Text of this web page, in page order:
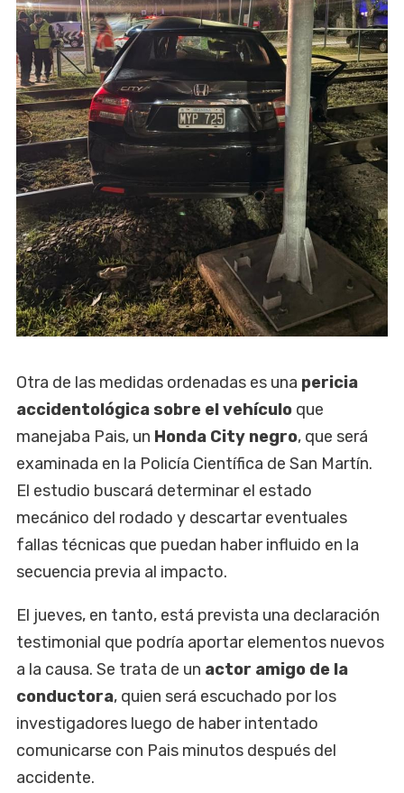
Otra de las medidas ordenadas es una pericia
accidentológica sobre el vehículo que
manejaba Pais, un Honda City negro, que será
examinada en la Policía Científica de San Martín.
El estudio buscará determinar el estado
mecánico del rodado y descartar eventuales
fallas técnicas que puedan haber influido en la
secuencia previa al impacto.
El jueves, en tanto, está prevista una declaración
testimonial que podría aportar elementos nuevos
a la causa. Se trata de un actor amigo de la
conductora, quien será escuchado por los
investigadores luego de haber intentado
comunicarse con Pais minutos después del
accidente.